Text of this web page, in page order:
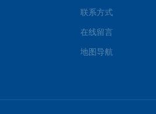
联系方式
在线留言
地图导航